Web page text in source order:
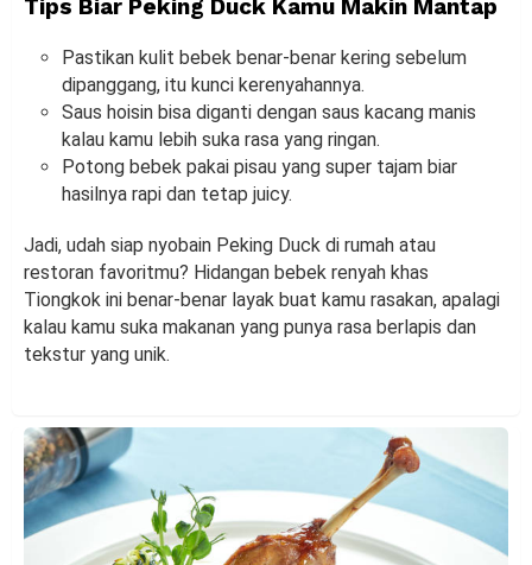
Tips Biar Peking Duck Kamu Makin Mantap
Pastikan kulit bebek benar-benar kering sebelum
dipanggang, itu kunci kerenyahannya.
Saus hoisin bisa diganti dengan saus kacang manis
kalau kamu lebih suka rasa yang ringan.
Potong bebek pakai pisau yang super tajam biar
hasilnya rapi dan tetap juicy.
Jadi, udah siap nyobain Peking Duck di rumah atau
restoran favoritmu? Hidangan bebek renyah khas
Tiongkok ini benar-benar layak buat kamu rasakan, apalagi
kalau kamu suka makanan yang punya rasa berlapis dan
tekstur yang unik.